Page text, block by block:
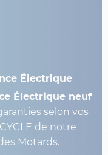
Électrique
Électrique neuf
selon vos
de notre
Motards.